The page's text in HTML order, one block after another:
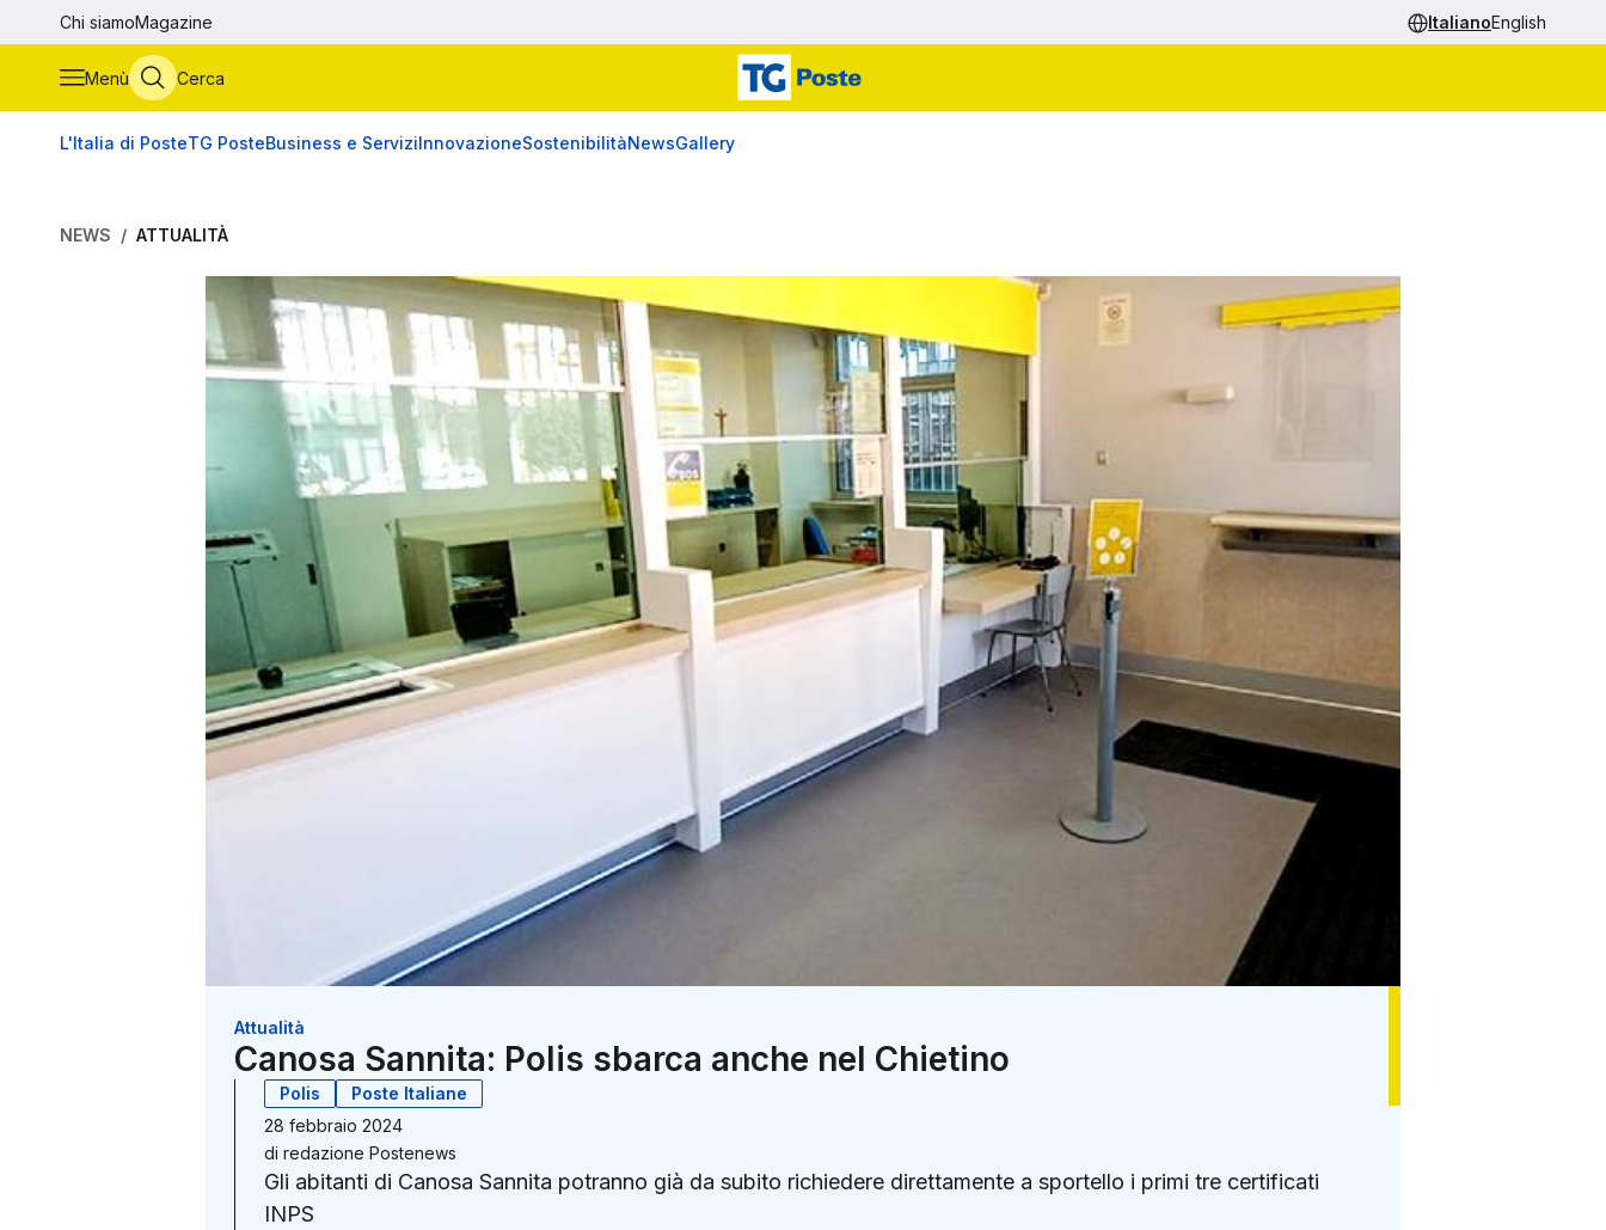
Vai al contenuto principale
Chi siamoMagazine ItalianoEnglish
Menù Cerca
L'Italia di PosteTG PosteBusiness e ServiziInnovazioneSostenibilitàNewsGallery
NEWS ATTUALITÀ
Attualità
Canosa Sannita: Polis sbarca anche nel Chietino
Polis
Poste Italiane
28 febbraio 2024
di redazione Postenews
Gli abitanti di Canosa Sannita potranno già da subito richiedere direttamente a sportello i primi tre certificati
INPS